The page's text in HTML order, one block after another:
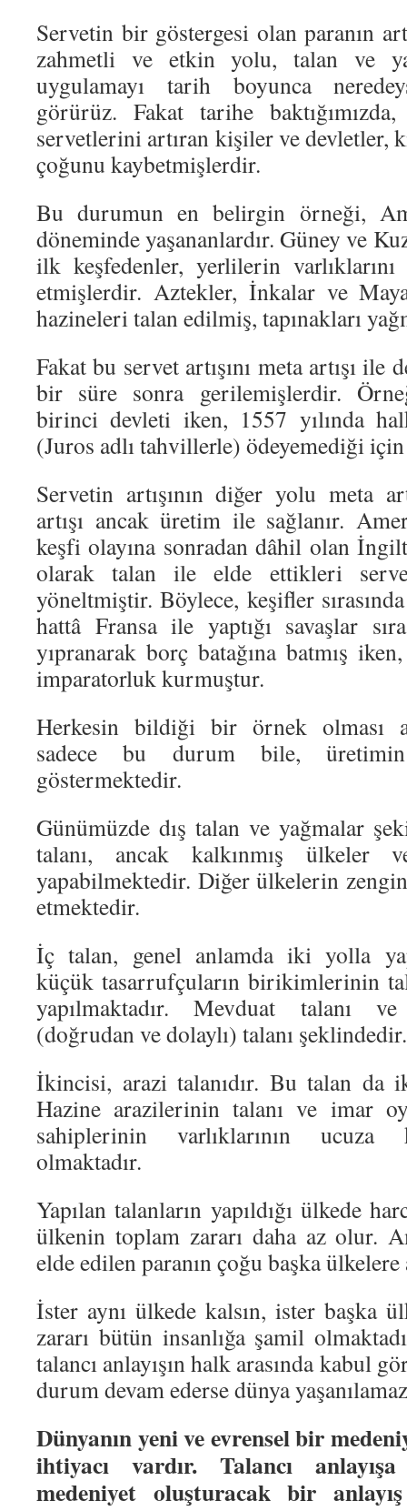
Servetin bir göstergesi olan paranın
zahmetli ve etkin yolu, talan ve
uygulamayı tarih boyunca
görürüz. Fakat tarihe
servetlerini artıran kişiler ve devletler,
çoğunu kaybetmişlerdir.
Bu durumun en belirgin örneği,
döneminde yaşananlardır. Güney ve
ilk keşfedenler, yerlilerin
etmişlerdir. Aztekler, İnkalar ve
hazineleri talan edilmiş, tapınakları
Fakat bu servet artışını meta artışı ile
bir süre sonra gerilemişlerdir.
birinci devleti iken, 1557 yılında
(Juros adlı tahvillerle) ödeyemediği
Servetin artışının diğer yolu meta
artışı ancak üretim ile sağlanır.
keşfi olayına sonradan dâhil olan
olarak talan ile elde ettikleri
yöneltmiştir. Böylece, keşifler
hattâ Fransa ile yaptığı savaşlar
yıpranarak borç batağına batmış
imparatorluk kurmuştur.
Herkesin bildiği bir örnek olması
sadece bu durum bile,
göstermektedir.
Günümüzde dış talan ve yağmalar
talanı, ancak kalkınmış ülkeler
yapabilmektedir. Diğer ülkelerin
etmektedir.
İç talan, genel anlamda iki yolla
küçük tasarrufçuların birikimlerinin
yapılmaktadır. Mevduat talanı
(doğrudan ve dolaylı) talanı şeklindedir.
İkincisi, arazi talanıdır. Bu talan da
Hazine arazilerinin talanı ve imar
sahiplerinin varlıklarının ucuza
olmaktadır.
Yapılan talanların yapıldığı ülkede
ülkenin toplam zararı daha az olur.
elde edilen paranın çoğu başka ülkelere
İster aynı ülkede kalsın, ister başka
zararı bütün insanlığa şamil
talancı anlayışın halk arasında kabul
durum devam ederse dünya
Dünyanın yeni ve evrensel bir
ihtiyacı vardır. Talancı
medeniyet oluşturacak bir